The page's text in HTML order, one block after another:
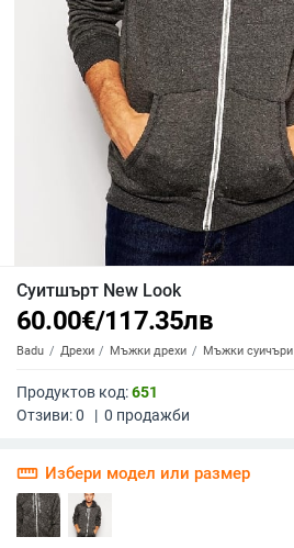
Суитшърт New Look
60.00€/117.35лв
Badu Дрехи Мъжки дрехи Мъжки суичъри
Продуктов код:651
Отзиви:0 | 0 продажби
straighten Избери модел или размер